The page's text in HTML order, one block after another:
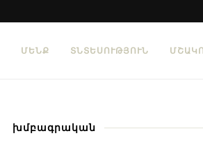
ՄԵՆՔ ՏՆՏԵՍՈՒԹՅՈՒՆ
խմբագրական